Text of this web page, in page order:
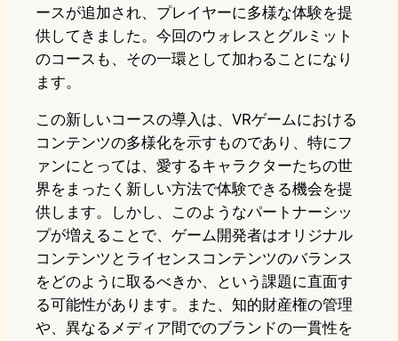
ースが追加され、プレイヤーに多様な体験を提
供してきました。今回のウォレスとグルミット
のコースも、その一環として加わることになり
ます。
この新しいコースの導入は、VRゲームにおける
コンテンツの多様化を示すものであり、特にフ
ァンにとっては、愛するキャラクターたちの世
界をまったく新しい方法で体験できる機会を提
供します。しかし、このようなパートナーシッ
プが増えることで、ゲーム開発者はオリジナル
コンテンツとライセンスコンテンツのバランス
をどのように取るべきか、という課題に直面す
る可能性があります。また、知的財産権の管理
や、異なるメディア間でのブランドの一貫性を